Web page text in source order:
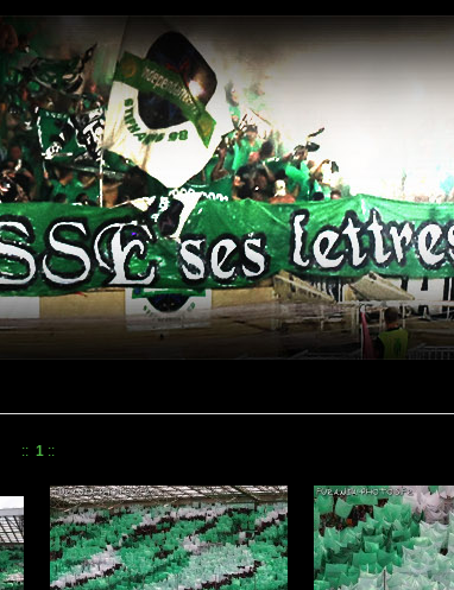
:: 1::